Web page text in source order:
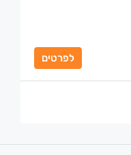
לפרטים